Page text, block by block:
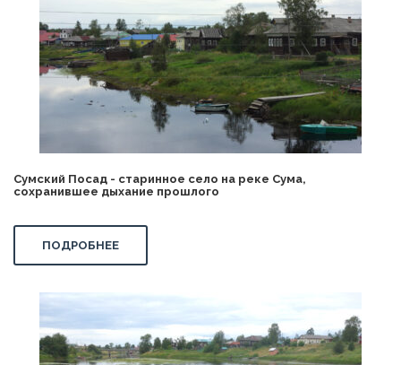
Сумский Посад - старинное село на реке Сума,
сохранившее дыхание прошлого
ПОДРОБНЕЕ